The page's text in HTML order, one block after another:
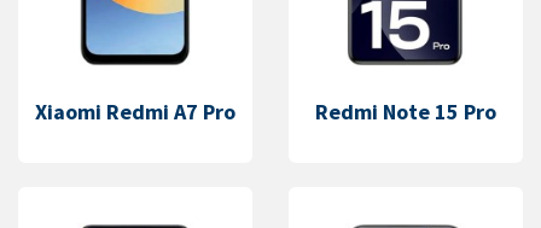
Xiaomi Redmi A7 Pro Redmi Note 15 Pro